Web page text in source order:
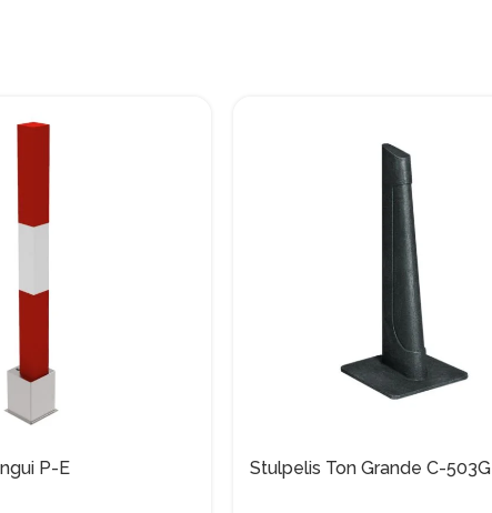
P-E Stulpelis Ton Grande C-503G